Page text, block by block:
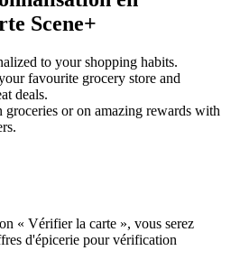
Scene+
to your shopping habits.
favourite grocery store and
deals.
groceries or on amazing rewards with
« Vérifier la carte », vous serez
d'épicerie pour vérification